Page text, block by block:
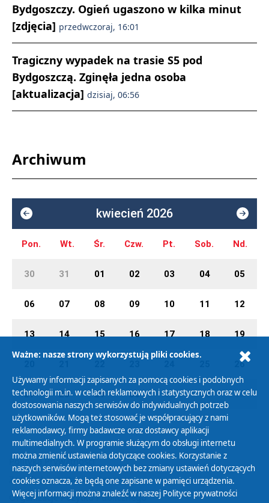
Bydgoszczy. Ogień ugaszono w kilka minut
[zdjęcia] przedwczoraj, 16:01
Tragiczny wypadek na trasie S5 pod
Bydgoszczą. Zginęła jedna osoba
[aktualizacja] dzisiaj, 06:56
Archiwum
kwiecień 2026
Pon. Wt. Śr. Czw. Pt. Sob. Nd.
30 31 01 02 03 04 05
06 07 08 09 10 11 12
13 14 15 16 17 18 19
26
27 28 29 30 01 02 03
Polityka Prywatności
Zasady korzystania z Serwisu
Organizacje Pożytku Publicznego
Ważne: nasze strony wykorzystują pliki cookies.
Używamy informacji zapisanych za pomocą cookies i podobnych
technologii m.in. w celach reklamowych i statystycznych oraz w celu
dostosowania naszych serwisów do indywidualnych potrzeb
użytkowników. Mogą też stosować je współpracujący z nami
reklamodawcy, firmy badawcze oraz dostawcy aplikacji
multimedialnych. W programie służącym do obsługi internetu
można zmienić ustawienia dotyczące cookies. Korzystanie z
naszych serwisów internetowych bez zmiany ustawień dotyczących
cookies oznacza, że będą one zapisane w pamięci urządzenia.
Więcej informacji można znaleźć w naszej Polityce prywatności